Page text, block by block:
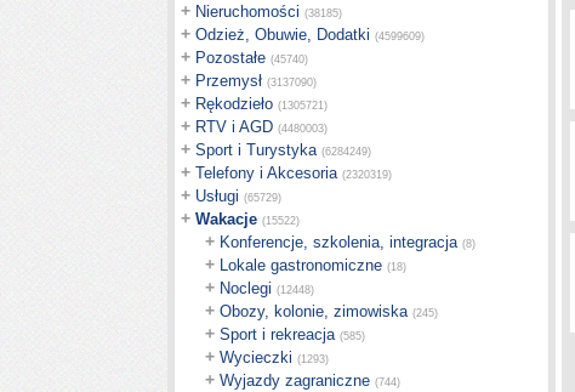
+ Nieruchomości (38185)
+ Odzież, Obuwie, Dodatki (4599609)
+ Pozostałe (45740)
+ Przemysł (3137090)
+ Rękodzieło (1305721)
+ RTV i AGD (4480003)
+ Sport i Turystyka (6284249)
+ Telefony i Akcesoria (2320319)
+ Usługi (65729)
+ Wakacje (15522)
+ Konferencje, szkolenia, integracja (8)
+ Lokale gastronomiczne (18)
+ Noclegi (12448)
+ Obozy, kolonie, zimowiska (245)
+ Sport i rekreacja (585)
+ Wycieczki (1293)
+ Wyjazdy zagraniczne (744)